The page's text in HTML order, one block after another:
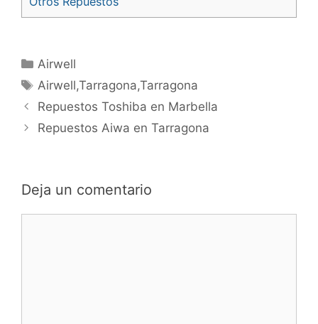
Categorías
Airwell
Etiquetas
Airwell,Tarragona,Tarragona
Navegación
de
entradas
Repuestos Toshiba en Marbella
Repuestos Aiwa en Tarragona
Deja un comentario